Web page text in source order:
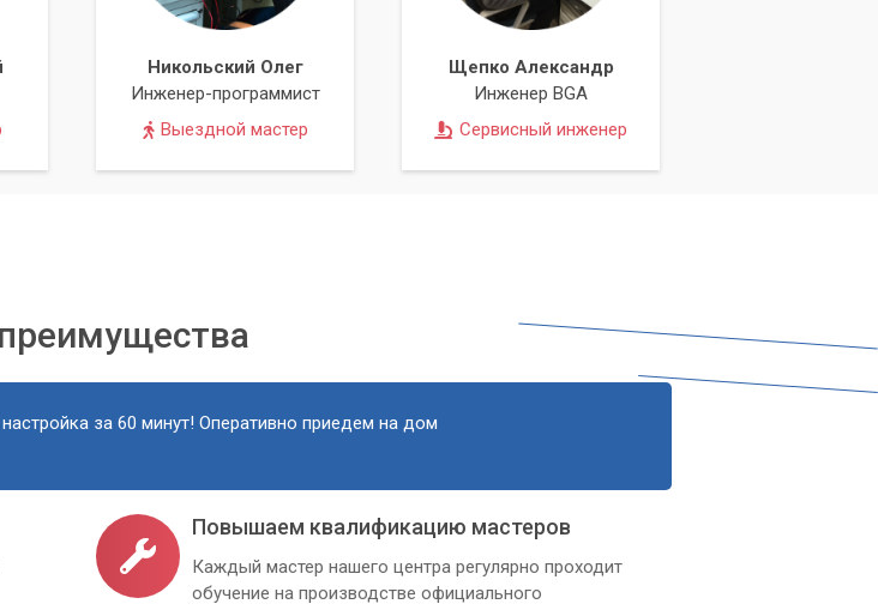
лучшую теплопередачу от чипов к
тестирование для проверки
радиатора ноутбука в нашем
производительность, продлить его
Никольский Олег
Инженер-программист
Выездной мастер
Щепко Александр
Инженер BGA
Сервисный инженер
за 60 минут! Оперативно приедем на дом
Повышаем квалификацию мастеров
Каждый мастер нашего центра регулярно проходит
обучение на производстве официального